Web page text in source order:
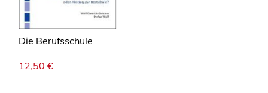
Die Berufsschule
12,50 €